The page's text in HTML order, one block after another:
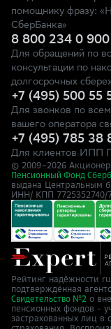
помощнику фразу:
СберБанка»
8 800 234 0 900
Для обращений по
консультации по
долгосрочных
+7 (495) 500 55
Для звонков по
вашего оператора
+7 (495) 785 38
Для клиентов ИПП
© 2009–2026
Пенсионный Фонд
выдана Центральным
ИНН/ КПП 7725352740/
Рейтинг надёжности
подтверждённая
Свидетельство №2 о
пенсионных фондов -
застрахованных лиц в